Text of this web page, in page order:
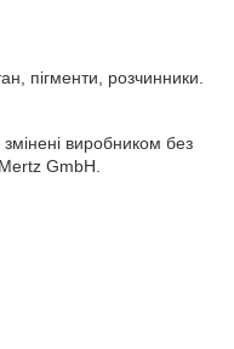
пігменти, розчинники.
виробником без
GmbH.